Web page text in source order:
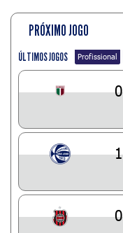
PRÓXIMO JOGO
ÚLTIMOS JOGOS Profissional
0
1
0